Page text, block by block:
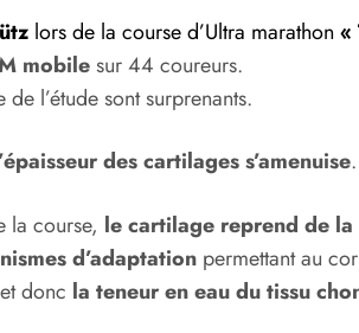
lors de la course d’Ultra marathon «
mobilesur 44 coureurs.
l’étude sont surprenants.
des cartilages s’amenuise.
la course, le cartilage reprend de la
d’adaptation permettant au
donc la teneur en eau du tissu